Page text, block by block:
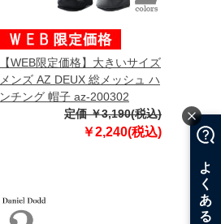
【WEB限定価格】大きいサイズ
メンズ AZ DEUX 総メッシュ ハ
ンチング 帽子 az-200302
定価 ￥3,190(税込)
￥2,240(税込)